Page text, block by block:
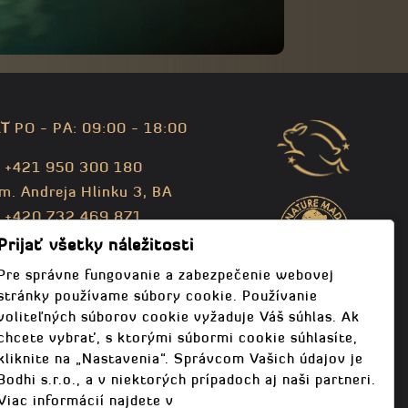
PO - PA: 09:00 - 18:00
+421 950 300 180
Andreja Hlinku 3, BA
+420 732 469 871
,info@bodhi.cz
všetky náležitosti
správne fungovanie a zabezpečenie webovej
používame súbory cookie. Používanie
súborov cookie vyžaduje Váš súhlas. Ak
vybrať, s ktorými súbormi cookie súhlasíte,
na „Nastavenia“. Správcom Vašich údajov je
s.r.o., a v niektorých prípadoch aj naši partneri.
informácií najdete v